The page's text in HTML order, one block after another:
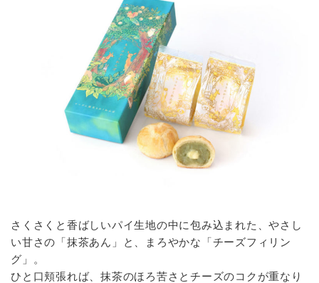
さくさくと香ばしいパイ生地の中に包み込まれた、やさし
い甘さの「抹茶あん」と、まろやかな「チーズフィリン
グ」。
ひと口頬張れば、抹茶のほろ苦さとチーズのコクが重なり